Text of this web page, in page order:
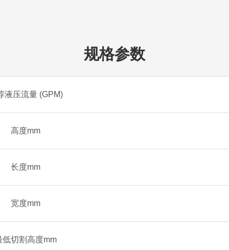
规格参数
液压流量 (GPM)
高度mm
长度mm
宽度mm
低切割高度mm